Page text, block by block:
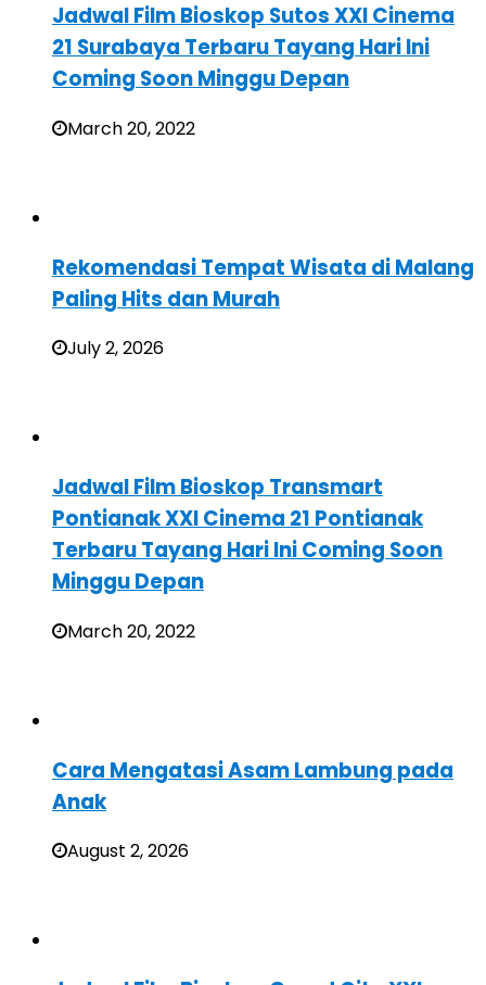
Jadwal Film Bioskop Sutos XXI Cinema
21 Surabaya Terbaru Tayang Hari Ini
Coming Soon Minggu Depan
March 20, 2022
Rekomendasi Tempat Wisata di Malang
Paling Hits dan Murah
July 2, 2026
Jadwal Film Bioskop Transmart
Pontianak XXI Cinema 21 Pontianak
Terbaru Tayang Hari Ini Coming Soon
Minggu Depan
March 20, 2022
Cara Mengatasi Asam Lambung pada
Anak
August 2, 2026